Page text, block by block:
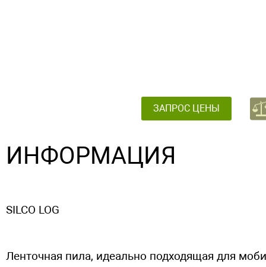
ЗАПРОС ЦЕНЫ
ИНФОРМАЦИЯ
SILCO LOG
Ленточная пила, идеально подходящая для